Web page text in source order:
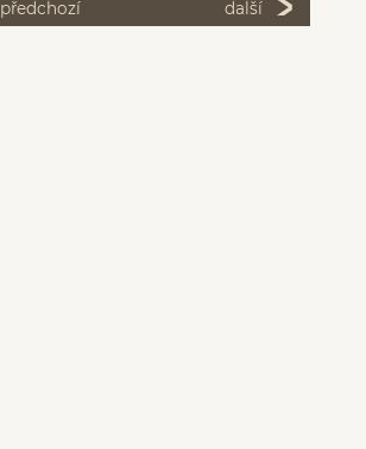
předchozí další